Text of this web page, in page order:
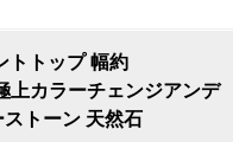
トトップ 幅約
上カラーチェンジアンデ
トーン 天然石